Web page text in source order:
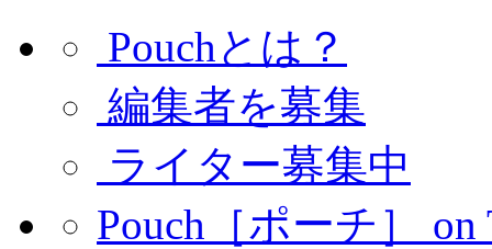
Pouchとは？
編集者を募集
ライター募集中
Pouch［ポーチ］ on